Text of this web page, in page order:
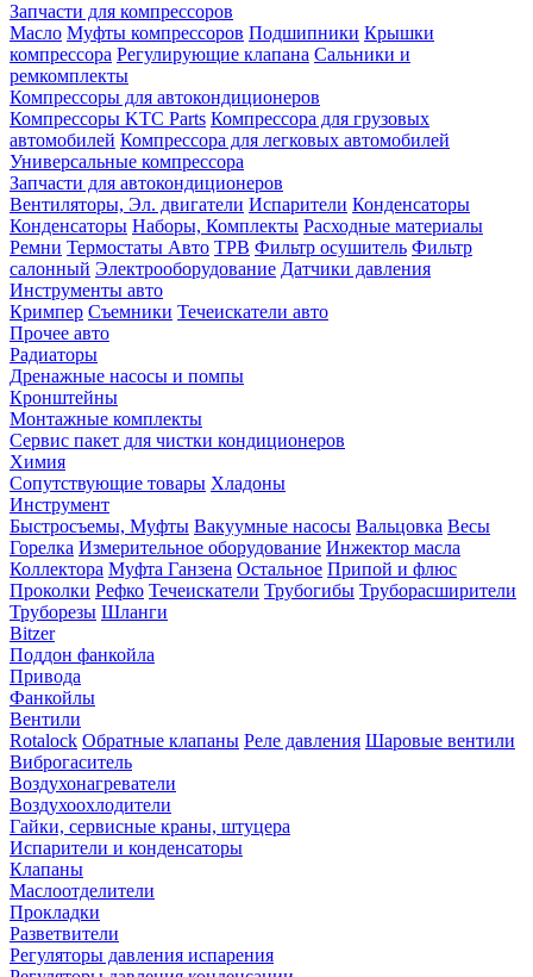
Запчасти для компрессоров
Масло Муфты компрессоров Подшипники Крышки
компрессора Регулирующие клапана Сальники и
ремкомплекты
Компрессоры для автокондиционеров
Компрессоры KTC Parts Компрессора для грузовых
автомобилей Компрессора для легковых автомобилей
Универсальные компрессора
Запчасти для автокондиционеров
Вентиляторы, Эл. двигатели Испарители Конденсаторы
Конденсаторы Наборы, Комплекты Расходные материалы
Ремни Термостаты Авто ТРВ Фильтр осушитель Фильтр
салонный Электрооборудование Датчики давления
Инструменты авто
Кримпер Съемники Течеискатели авто
Прочее авто
Радиаторы
Дренажные насосы и помпы
Кронштейны
Монтажные комплекты
Сервис пакет для чистки кондиционеров
Химия
Сопутствующие товары Хладоны
Инструмент
Быстросъемы, Муфты Вакуумные насосы Вальцовка Весы
Горелка Измерительное оборудование Инжектор масла
Коллектора Муфта Ганзена Остальное Припой и флюс
Проколки Рефко Течеискатели Трубогибы Труборасширители
Труборезы Шланги
Bitzer
Поддон фанкойла
Привода
Фанкойлы
Вентили
Rotalock Обратные клапаны Реле давления Шаровые вентили
Виброгаситель
Воздухонагреватели
Воздухоохлодители
Гайки, сервисные краны, штуцера
Испарители и конденсаторы
Клапаны
Маслоотделители
Прокладки
Разветвители
Регуляторы давления испарения